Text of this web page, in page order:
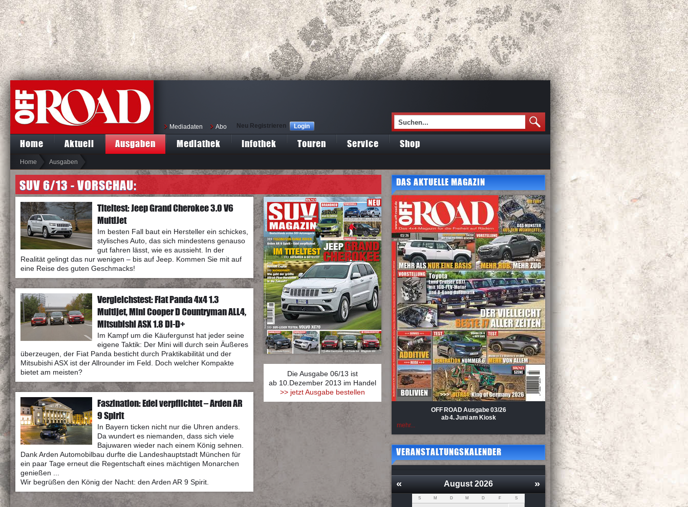
Mediadaten Abo Neu Registrieren Login
Home Aktuell Ausgaben Mediathek Infothek Touren Service Shop
Home Ausgaben
SUV 6/13 - VORSCHAU:
Titeltest: Jeep Grand Cherokee 3.0 V6
MultiJet
Im besten Fall baut ein Hersteller ein schickes,
stylisches Auto, das sich mindestens genauso
gut fahren lässt, wie es aussieht. In der
Realität gelingt das nur wenigen – bis auf Jeep. Kommen Sie mit auf
eine Reise des guten Geschmacks!
Vergleichstest: Fiat Panda 4x4 1.3
Multijet, Mini Cooper D Countryman ALL4,
Mitsubishi ASX 1.8 DI-D+
Im Kampf um die Käufergunst hat jeder seine
eigene Taktik: Der Mini will durch sein Äußeres
überzeugen, der Fiat Panda besticht durch Praktikabilität und der
Mitsubishi ASX ist der Allrounder im Feld. Doch welcher Kompakte
bietet am meisten?
Faszination: Edel verpflichtet – Arden AR
9 Spirit
In Bayern ticken nicht nur die Uhren anders.
Da wundert es niemanden, dass sich viele
Bajuwaren wieder nach einem König sehnen.
Dank Arden Automobilbau durfte die Landeshauptstadt München für
ein paar Tage erneut die Regentschaft eines mächtigen Monarchen
genießen ...
Wir begrüßen den König der Nacht: den Arden AR 9 Spirit.
Die Ausgabe 06/13 ist
ab 10.Dezember 2013 im Handel
>> jetzt Ausgabe bestellen
DAS AKTUELLE MAGAZIN
OFF ROAD Ausgabe 03/26
ab 4. Juni am Kiosk
mehr...
VERANSTALTUNGSKALENDER
« »
August 2026
S M D M D F S